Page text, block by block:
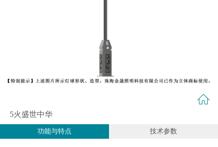
5火盛世中华
功能与特点 技术参数